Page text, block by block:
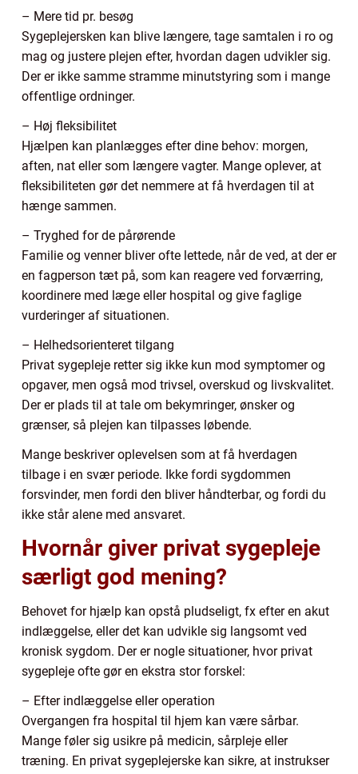
– Mere tid pr. besøg
Sygeplejersken kan blive længere, tage samtalen i ro og
mag og justere plejen efter, hvordan dagen udvikler sig.
Der er ikke samme stramme minutstyring som i mange
offentlige ordninger.
– Høj fleksibilitet
Hjælpen kan planlægges efter dine behov: morgen,
aften, nat eller som længere vagter. Mange oplever, at
fleksibiliteten gør det nemmere at få hverdagen til at
hænge sammen.
– Tryghed for de pårørende
Familie og venner bliver ofte lettede, når de ved, at der er
en fagperson tæt på, som kan reagere ved forværring,
koordinere med læge eller hospital og give faglige
vurderinger af situationen.
– Helhedsorienteret tilgang
Privat sygepleje retter sig ikke kun mod symptomer og
opgaver, men også mod trivsel, overskud og livskvalitet.
Der er plads til at tale om bekymringer, ønsker og
grænser, så plejen kan tilpasses løbende.
Mange beskriver oplevelsen som at få hverdagen
tilbage i en svær periode. Ikke fordi sygdommen
forsvinder, men fordi den bliver håndterbar, og fordi du
ikke står alene med ansvaret.
Hvornår giver privat sygepleje
særligt god mening?
Behovet for hjælp kan opstå pludseligt, fx efter en akut
indlæggelse, eller det kan udvikle sig langsomt ved
kronisk sygdom. Der er nogle situationer, hvor privat
sygepleje ofte gør en ekstra stor forskel:
– Efter indlæggelse eller operation
Overgangen fra hospital til hjem kan være sårbar.
Mange føler sig usikre på medicin, sårpleje eller
træning. En privat sygeplejerske kan sikre, at instrukser